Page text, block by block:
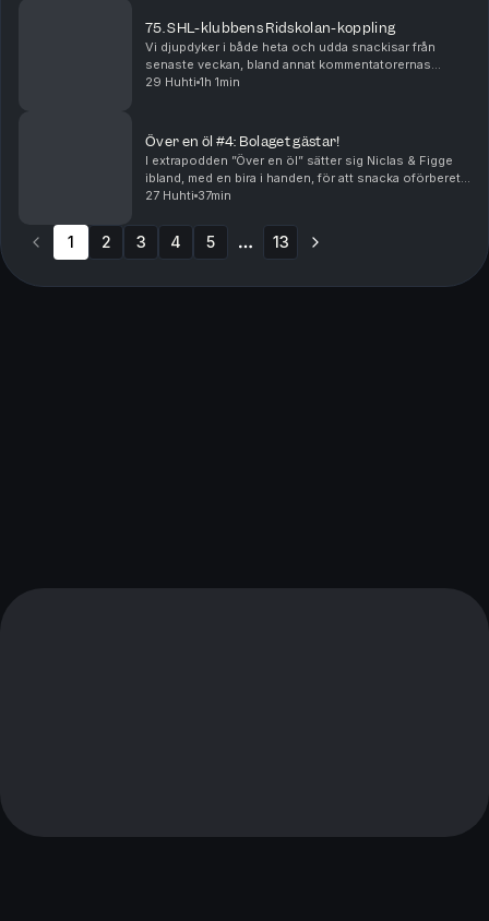
75. SHL-klubbens Ridskolan-koppling
Vi djupdyker i både heta och udda snackisar från
senaste veckan, bland annat kommentatorernas
urspårning på Gotland – och kör även en lång rad
29 Huhti 1h 1min
Över en öl #4: Bolaget gästar!
I extrapodden ”Över en öl” sätter sig Niclas & Figge
ibland, med en bira i handen, för att snacka oförberett
och ofiltrerat om högt och lågt kring sporten vi alla
27 Huhti 37min
1 2 3 4 5 13